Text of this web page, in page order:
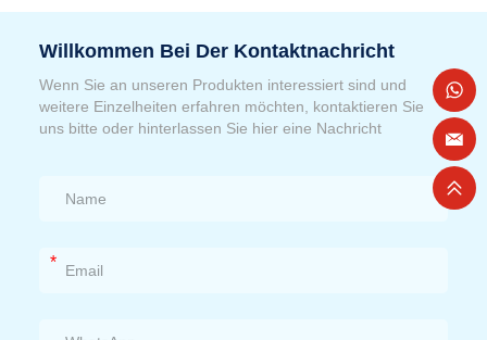
Willkommen Bei Der Kontaktnachricht
Wenn Sie an unseren Produkten interessiert sind und
weitere Einzelheiten erfahren möchten, kontaktieren Sie
uns bitte oder hinterlassen Sie hier eine Nachricht
*